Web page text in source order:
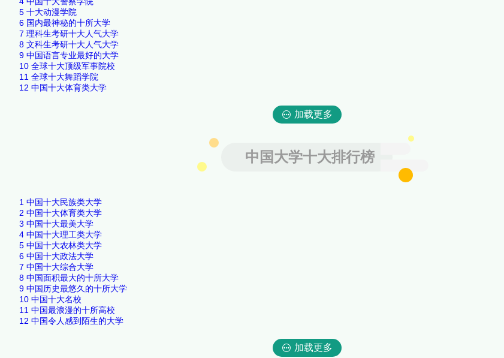
5 十大动漫学院
6 国内最神秘的十所大学
7 理科生考研十大人气大学
8 文科生考研十大人气大学
9 中国语言专业最好的大学
10 全球十大顶级军事院校
11 全球十大舞蹈学院
12 中国十大体育类大学
加载更多
中国大学十大排行榜
1 中国十大民族类大学
2 中国十大体育类大学
3 中国十大最美大学
4 中国十大理工类大学
5 中国十大农林类大学
6 中国十大政法大学
7 中国十大综合大学
8 中国面积最大的十所大学
9 中国历史最悠久的十所大学
10 中国十大名校
11 中国最浪漫的十所高校
12 中国令人感到陌生的大学
加载更多